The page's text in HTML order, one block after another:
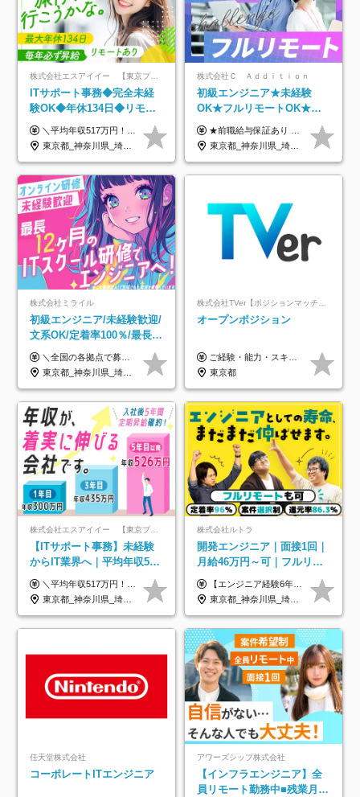
株式会社エスアイイー 【東京プロマーケット上場】
ITサポート事務◆完全未経
験OK◆年休134日◆リモー
トOK◆残業月7h以下◆賞与
年3回◆5年目まで必ず昇給
＼平均年収517万円！入社5年目まで毎年必ず昇給／ ■賞与年3回 ■年収800万円以上も可 ■入社3年以上の平均年収469.2万円 月給23万2000円以上＋賞与年3回＋各種手当 ☆入社5年目まで最大1万5000円の定期昇給を確約 ┃各種手当充実 ・規定の資格を取得すれば、2000円～5万円を毎月支給（2万4000円～60万円／年） ・研修中に取得した取得率95％の資格でも研修後の給料UP ※月給は年齢・経験・能力を考慮して、優遇いたします ※上記月給金額は固定残業代（20時間/3万1300円円以上）を含み、超過分は別途支給いたします ※試用期間（6ヶ月）は月給に変動はありますが、その他待遇に差異はありません ├入社後1ヶ月～3ヶ月間は、月給20万1900円となります └上記金額は固定残業代（10時間／1万6000円）を含み、超過分は別途支給いたします
東京都_神奈川県_埼玉県_千葉県_大阪府_愛知県_北海道_青森県_岩手県_宮城県_秋田県_山形県_福島県_茨城県_栃木県_群馬県_新潟県_山梨県_長野県_富山県_石川県_福井県_静岡県_岐阜県_三重県_兵庫県_京都府_滋賀県_奈良県_和歌山県_広島県_岡山県_鳥取県_島根県_山口県_徳島県_香川県_愛媛県_高知県_福岡県_熊本県_佐賀県_長崎県_大分県_宮崎県_鹿児島県_沖縄県
株式会社Ｃ Ａｄｄｉｔｉｏｎ
初級エンジニア★未経験
OK★フルリモートOK★月
給32万円～★残業月10h＆
年休120日以上★副業可
★前職給与保証あり ★月給32万円以上＋インセンティブあり 月給32万円以上＋インセンティブ＋各種手当 ※上記には固定残業代（月30時間・44,400円～）を含みます ※超過分は別途支給します ※試用期間はございません ★＼成果＝あなたの収入／★ 【1】案件単価ー8万円＝あなたの給与 参画したプロジェクトの案件単価から 一律8万円引いた金額があなたの給与です！ （月給例） ■1人称での構築・小規模な詳細設計 案件単価55万円ー8万円＝月給47万円（還元率85.5%） ■大型案件の設計・構築やプロジェクト管理 案件単価90万円ー8万円＝月給82万円（還元率91.1%） ‥‥‥‥‥‥‥‥‥‥‥‥‥‥‥‥‥‥ 【2】月給の他にも豊富なインセンティブあり 全員が月3～13万円のインセンティブをゲットしています！ ≪インセンティブ制度≫ 稼働している現場で増員・交代が発生し、 当社の人員を配属が決定した際に支給。 ◇C Addition正社員が参画 ：実粗利の10%／毎月 ◇協力会社所属の社員が参画：実粗利の30%／毎月 ≪リファラル制度≫ あなたの知り合いが当社のメンバーになった際に、 毎月1人あたり2万円支給します◎ ‥‥‥‥‥‥‥‥‥‥‥‥‥‥‥‥‥‥
東京都_神奈川県_埼玉県_千葉県_大阪府_愛知県_北海道_青森県_岩手県_宮城県_秋田県_山形県_福島県_茨城県_栃木県_群馬県_新潟県_山梨県_長野県_富山県_石川県_福井県_静岡県_岐阜県_三重県_兵庫県_京都府_滋賀県_奈良県_和歌山県_広島県_岡山県_鳥取県_島根県_山口県_徳島県_香川県_愛媛県_高知県_福岡県_熊本県_佐賀県_長崎県_大分県_宮崎県_鹿児島県_沖縄県
株式会社ミライル
初級エンジニア/未経験歓迎/
文系OK/定着率100％/最長1
年の自社ITスクール研修あ
り/年休130日
＼全国の各拠点で募集中！／ 給与は以下の通り、勤務地により異なります。 札幌：月給23万円～27万円 仙台：月給22万円～26万円 新潟：月給22万円～26万円 東京：月給26万円～30万円 大阪：月給24万円～29万円 福岡：月給23.5万円～27万円 沖縄：月給21万円～26万円 ◎給与は知識や経験を考慮して決定します。 ◎残業は別途全額支給します。 ◎試用期間12カ月あり（給与は以下の通りです。その他条件に変更はありません） （試用期間の給与） 札幌：月給18.6万円～ 仙台：月給19万円～ 新潟：月給18万円～ 東京：月給22万円～ 大阪：月給20.8万円～ 福岡：月給19万円～ 沖縄：月給18万円～
東京都_神奈川県_埼玉県_千葉県_大阪府_愛知県_北海道_青森県_岩手県_宮城県_秋田県_山形県_福島県_茨城県_栃木県_群馬県_新潟県_山梨県_長野県_富山県_石川県_福井県_静岡県_岐阜県_三重県_兵庫県_京都府_滋賀県_奈良県_和歌山県_広島県_岡山県_鳥取県_島根県_山口県_徳島県_香川県_愛媛県_高知県_福岡県_熊本県_佐賀県_長崎県_大分県_宮崎県_鹿児島県_沖縄県
株式会社TVer【ポジションマッチ登録】
オープンポジション
ご経験・能力・スキル等により、当社基準にて優遇・相談のうえ決定いたします。
東京都
株式会社エスアイイー 【東京プロマーケット上場】
【ITサポート事務】未経験
からIT業界へ｜平均年収517
万円｜ホワイト企業認定｜
年休134日｜リモートOK
＼平均年収517万円！入社5年目まで毎年必ず昇給／ ■賞与年3回 ■年収800万円以上も可 ■入社3年以上の平均年収469.2万円 月給23万2000円以上＋賞与年3回＋各種手当 ☆入社5年目まで最大1万5000円の定期昇給を確約 ┃各種手当充実 ・規定の資格を取得すれば、2000円～5万円を毎月支給（2万4000円～60万円／年） ・研修中に取得した取得率95％の資格でも研修後の給料UP ※月給は年齢・経験・能力を考慮して、優遇いたします ※上記月給金額は固定残業代（20時間/3万1300円円以上）を含み、超過分は別途支給いたします ※試用期間（6ヶ月）は月給に変動はありますが、その他待遇に差異はありません ├入社後1ヶ月～3ヶ月間は、月給20万1900円となります └上記金額は固定残業代（10時間／1万6000円）を含み、超過分は別途支給いたします
東京都_神奈川県_埼玉県_千葉県_大阪府_愛知県_北海道_青森県_岩手県_宮城県_秋田県_山形県_福島県_茨城県_栃木県_群馬県_新潟県_山梨県_長野県_富山県_石川県_福井県_静岡県_岐阜県_三重県_兵庫県_京都府_滋賀県_奈良県_和歌山県_広島県_岡山県_鳥取県_島根県_山口県_徳島県_香川県_愛媛県_高知県_福岡県_熊本県_佐賀県_長崎県_大分県_宮崎県_鹿児島県_沖縄県
株式会社ルトラ
開発エンジニア｜面接1回｜
月給46万円～可｜フルリモ
ートも可｜案件選択制｜定
着率96％以上｜副業OK｜住
宅手当
【エンジニア経験6年以上の方】 月給46万円～100万円（固定残業代含む） ※上記月給には月30時間分の固定残業代（月8万7,400円～月19万円）を含む。超過分は全額支給。 【エンジニア経験4年以上の方】 月給42万円～100万円（固定残業代含む） ※上記月給には月30時間分の固定残業代（月7万9,800円～月19万円）を含む。超過分は全額支給。 【エンジニア経験4年未満の方】 月給38万円～100万円（固定残業代含む） ※上記月給には月30時間分の固定残業代（月7万2,200円～月19万円）を含む。超過分は全額支給。 ※経験、スキル、前職給与などを踏まえて決定。 ◆ルトラの給与制度のポイント！◆ ・社員の95%が入社時に年収UP！最高で300万円UPの実績も ・平均還元率86.3%（交通費・住宅手当・会社負担分の社保も含む） ・人柄やポテンシャルを評価し、スキル以上の希望年収を提示することも ・退職金制度やリファラル手当（平均50万円）あり
東京都_神奈川県_埼玉県_千葉県_大阪府_愛知県_北海道_青森県_岩手県_宮城県_秋田県_山形県_福島県_茨城県_栃木県_群馬県_新潟県_山梨県_長野県_富山県_石川県_福井県_静岡県_岐阜県_三重県_兵庫県_京都府_滋賀県_奈良県_和歌山県_広島県_岡山県_鳥取県_島根県_山口県_徳島県_香川県_愛媛県_高知県_福岡県_熊本県_佐賀県_長崎県_大分県_宮崎県_鹿児島県_沖縄県
任天堂株式会社
コーポレートITエンジニア
アワーズシップ株式会社
【インフラエンジニア】全
員リモート勤務中■残業月